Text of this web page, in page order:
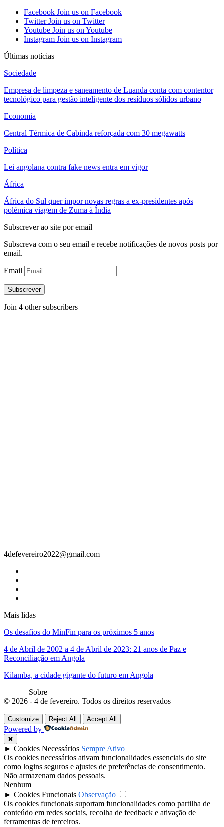
Facebook Join us on Facebook
Twitter Join us on Twitter
Youtube Join us on Youtube
Instagram Join us on Instagram
Últimas notícias
Sociedade
Empresa de limpeza e saneamento de Luanda conta com contentor
tecnológico para gestão inteligente dos resíduos sólidos urbano
Economia
Central Térmica de Cabinda reforçada com 30 megawatts
Política
Lei angolana contra fake news entra em vigor
África
África do Sul quer impor novas regras a ex-presidentes após
polémica viagem de Zuma à Índia
Subscrever ao site por email
Subscreva com o seu email e recebe notificações de novos posts por
email.
Email
Subscrever
Join 4 other subscribers
4defevereiro2022@gmail.com
Mais lidas
Os desafios do MinFin para os próximos 5 anos
4 de Abril de 2002 a 4 de Abril de 2023: 21 anos de Paz e
Reconciliação em Angola
Kilamba, a cidade gigante do futuro em Angola
Sobre
© 2026 - 4 de fevereiro. Todos os direitos reservados
Customize Reject All Accept All
Powered by
✖
► Cookies Necessários Sempre Ativo
Os cookies necessários ativam funcionalidades essenciais do site
como logins seguros e ajustes de preferências de consentimento.
Não armazenam dados pessoais.
Nenhum
► Cookies Funcionais Observação
Os cookies funcionais suportam funcionalidades como partilha de
conteúdo em redes sociais, recolha de feedback e ativação de
ferramentas de terceiros.